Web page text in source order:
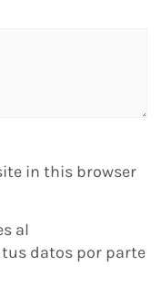
in this browser
al
datos por parte